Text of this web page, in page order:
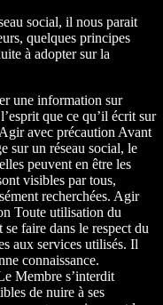
social, il nous parait
quelques principes
à adopter sur la
une information sur
que ce qu’il écrit sur
avec précaution Avant
sur un réseau social, le
peuvent en être les
visibles par tous,
recherchées. Agir
Toute utilisation du
faire dans le respect du
aux services utilisés. Il
connaissance.
Membre s’interdit
de nuire à ses